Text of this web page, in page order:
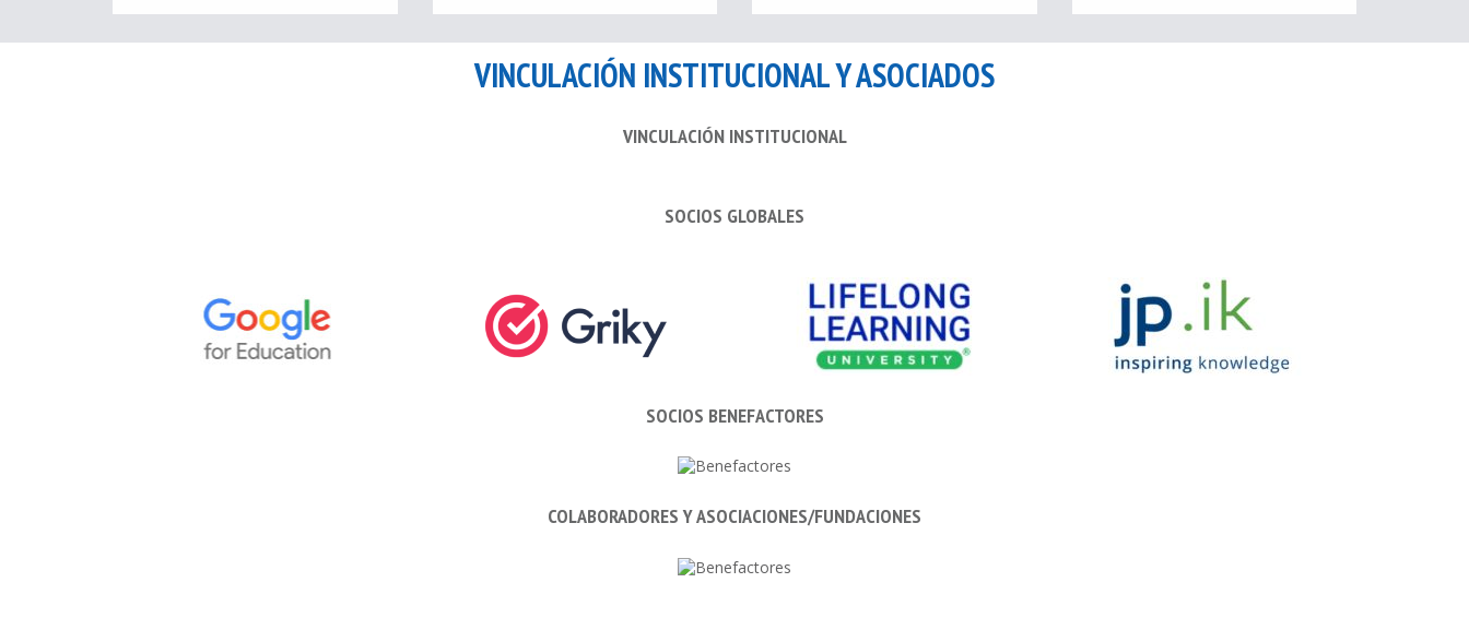
VINCULACIÓN INSTITUCIONAL Y ASOCIADOS
VINCULACIÓN INSTITUCIONAL
SOCIOS GLOBALES
SOCIOS BENEFACTORES
COLABORADORES Y ASOCIACIONES/FUNDACIONES